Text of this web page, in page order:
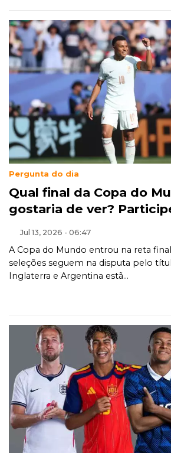
Pergunta do dia
Qual final da Copa do
gostaria de ver?
Jul 13, 2026 - 06:47
A Copa do Mundo entrou na reta
seleções seguem na disputa pelo
Inglaterra e Argentina estã...